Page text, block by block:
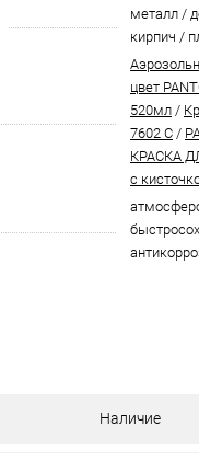
металл /
кирпич /
цвет
520мл /
7602 C /
КРАСКА
с
Наличие